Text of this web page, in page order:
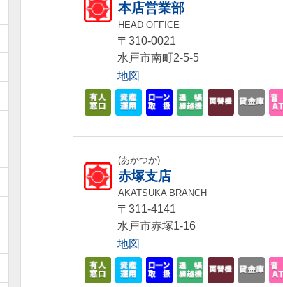
本店営業部
HEAD OFFICE
〒310-0021
水戸市南町2-5-5
地図
(あかつか)
赤塚支店
AKATSUKA BRANCH
〒311-4141
水戸市赤塚1-16
地図